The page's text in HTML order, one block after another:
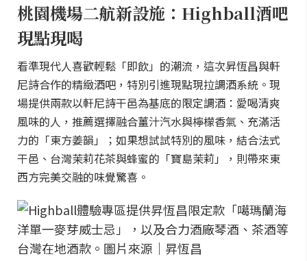
桃園機場二航新設施：Highball酒吧
現點現喝
看準現代人喜歡輕鬆「即飲」的潮流，這次昇恆昌與軒
尼詩合作的精緻酒吧，特別引進現點現拉調酒系統。現
場提供兩款以軒尼詩干邑為基底的限定調酒：愛喝清爽
風味的人，推薦選擇融合薑汁汽水與檸檬香氣、充滿活
力的「東方姜韻」；如果想試試特別的風味，結合法式
干邑、台灣茉莉花茶與蜂蜜的「寶島茉莉」，則帶來東
西方完美交融的味覺驚喜。